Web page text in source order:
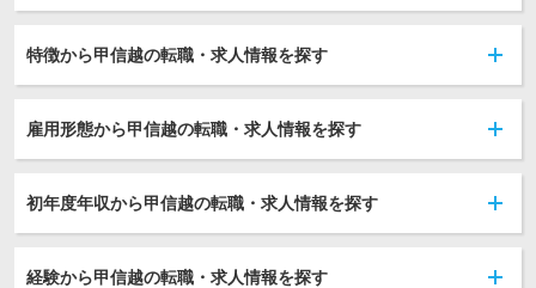
特徴から甲信越の転職・求人情報を探す
雇用形態から甲信越の転職・求人情報を探す
初年度年収から甲信越の転職・求人情報を探す
経験から甲信越の転職・求人情報を探す